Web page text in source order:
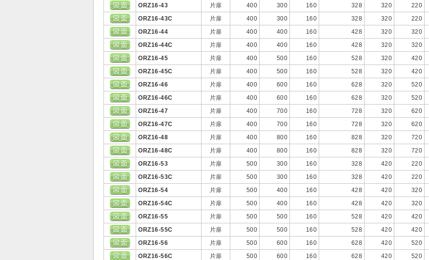
ORZ16-43
片扉 400 300 160 328 320 220
ORZ16-43C
片扉 400 300 160 328 320 220
ORZ16-44
片扉 400 400 160 428 320 320
ORZ16-44C
片扉 400 400 160 428 320 320
ORZ16-45
片扉 400 500 160 528 320 420
ORZ16-45C
片扉 400 500 160 528 320 420
ORZ16-46
片扉 400 600 160 628 320 520
ORZ16-46C
片扉 400 600 160 628 320 520
ORZ16-47
片扉 400 700 160 728 320 620
ORZ16-47C
片扉 400 700 160 728 320 620
ORZ16-48
片扉 400 800 160 828 320 720
ORZ16-48C
片扉 400 800 160 828 320 720
ORZ16-53
片扉 500 300 160 328 420 220
ORZ16-53C
片扉 500 300 160 328 420 220
ORZ16-54
片扉 500 400 160 428 420 320
ORZ16-54C
片扉 500 400 160 428 420 320
ORZ16-55
片扉 500 500 160 528 420 420
ORZ16-55C
片扉 500 500 160 528 420 420
ORZ16-56
片扉 500 600 160 628 420 520
ORZ16-56C
片扉 500 600 160 628 420 520